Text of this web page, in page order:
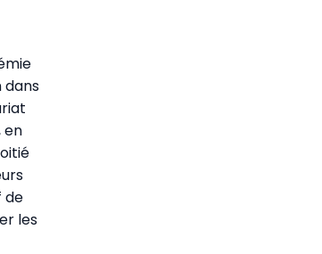
dans
en
de
les